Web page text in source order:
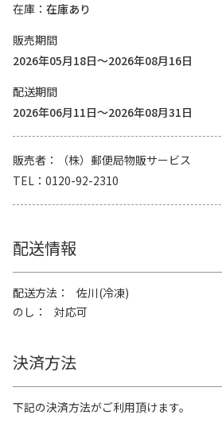
在庫
在庫あり
販売期間
2026年05月18日～2026年08月16日
配送期間
2026年06月11日～2026年08月31日
販売者
（株）郵便局物販サービス
TEL
0120-92-2310
配送情報
配送方法
佐川(冷凍)
のし
対応可
決済方法
下記の決済方法がご利用頂けます。